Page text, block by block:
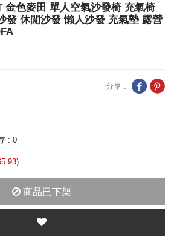
金色麥田 單人空氣沙發椅 充氣椅
發 休閒沙發 懶人沙發 充氣墊 露營
分享 :
: 0
商品已下架